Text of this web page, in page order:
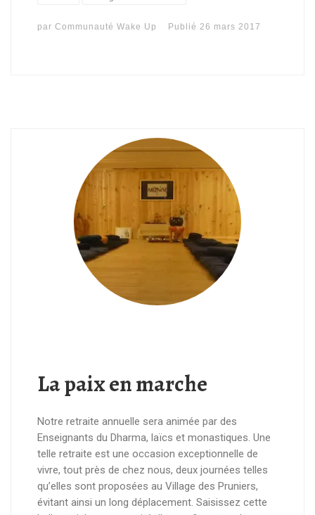
par Communauté Wake Up Publié 26 mars 2017
La paix en marche
Notre retraite annuelle sera animée par des
Enseignants du Dharma, laïcs et monastiques. Une
telle retraite est une occasion exceptionnelle de
vivre, tout près de chez nous, deux journées telles
qu’elles sont proposées au Village des Pruniers,
évitant ainsi un long déplacement. Saisissez cette